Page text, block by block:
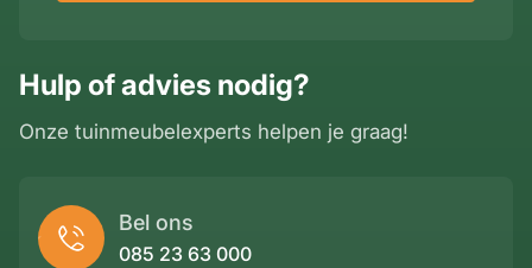
Hulp of advies nodig?
Onze tuinmeubelexperts helpen je graag!
Bel ons
085 23 63 000